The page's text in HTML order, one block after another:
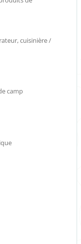
cuisinière /
camp